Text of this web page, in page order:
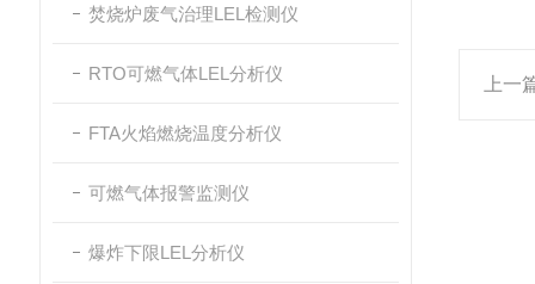
焚烧炉废气治理LEL检测仪
RTO可燃气体LEL分析仪
FTA火焰燃烧温度分析仪
可燃气体报警监测仪
爆炸下限LEL分析仪
上一